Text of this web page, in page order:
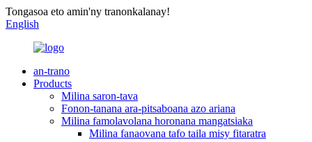
Tongasoa eto amin'ny tranonkalanay!
English
an-trano
Products
Milina saron-tava
Fonon-tanana ara-pitsaboana azo ariana
Milina famolavolana horonana mangatsiaka
Milina fanaovana tafo taila misy fitaratra